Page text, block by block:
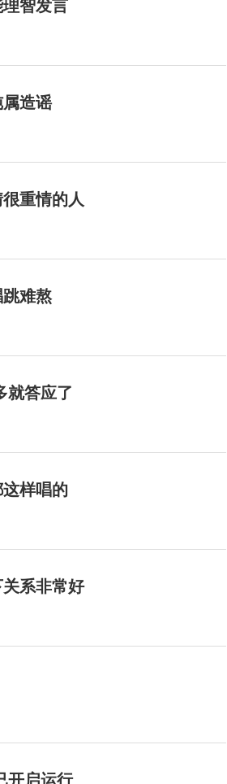
智发言
造谣
重情的人
难熬
就答应了
样唱的
系非常好
开启运行